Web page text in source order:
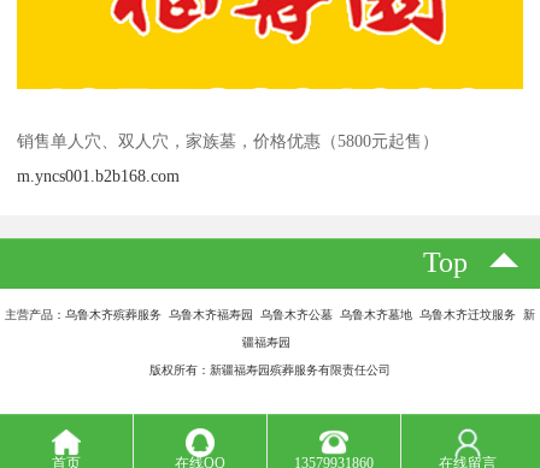
销售单人穴、双人穴，家族墓，价格优惠（5800元起售）
m.yncs001.b2b168.com
Top
主营产品：乌鲁木齐殡葬服务 乌鲁木齐福寿园 乌鲁木齐公墓 乌鲁木齐墓地 乌鲁木齐迁坟服务 新
疆福寿园
版权所有：新疆福寿园殡葬服务有限责任公司
首页 在线QQ 13579931860 在线留言